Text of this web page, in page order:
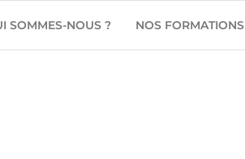
SOMMES-NOUS ? NOS FORMATIONS